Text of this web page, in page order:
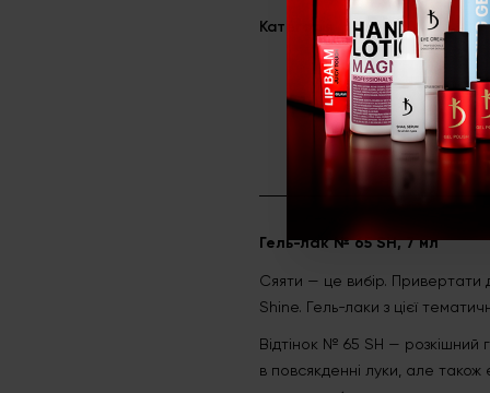
Категорія Гель-лаки
Гель-лак № 65 SH, 7 мл
Сяяти — це вибір. Привертати
Shine. Гель-лаки з цієї
Відтінок № 65 SH — розкішний
в повсякденні луки, але